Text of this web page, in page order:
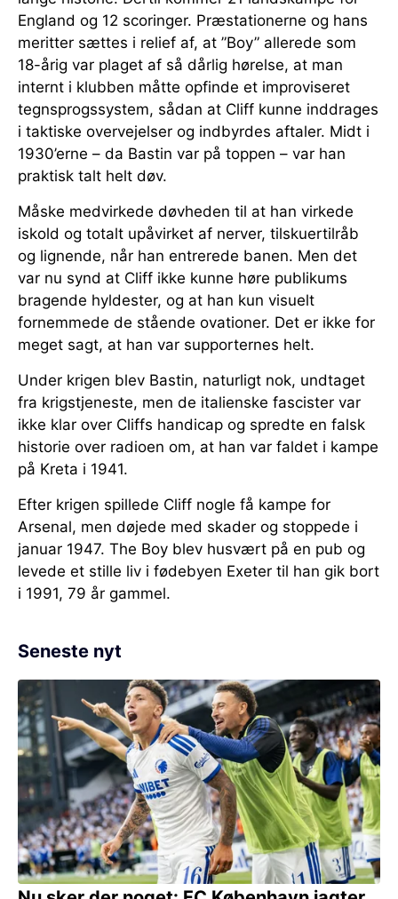
England og 12 scoringer. Præstationerne og hans
meritter sættes i relief af, at ”Boy” allerede som
18-årig var plaget af så dårlig hørelse, at man
internt i klubben måtte opfinde et improviseret
tegnsprogssystem, sådan at Cliff kunne inddrages
i taktiske overvejelser og indbyrdes aftaler. Midt i
1930’erne – da Bastin var på toppen – var han
praktisk talt helt døv.
Måske medvirkede døvheden til at han virkede
iskold og totalt upåvirket af nerver, tilskuertilråb
og lignende, når han entrerede banen. Men det
var nu synd at Cliff ikke kunne høre publikums
bragende hyldester, og at han kun visuelt
fornemmede de stående ovationer. Det er ikke for
meget sagt, at han var supporternes helt.
Under krigen blev Bastin, naturligt nok, undtaget
fra krigstjeneste, men de italienske fascister var
ikke klar over Cliffs handicap og spredte en falsk
historie over radioen om, at han var faldet i kampe
på Kreta i 1941.
Efter krigen spillede Cliff nogle få kampe for
Arsenal, men døjede med skader og stoppede i
januar 1947. The Boy blev husvært på en pub og
levede et stille liv i fødebyen Exeter til han gik bort
i 1991, 79 år gammel.
Seneste nyt